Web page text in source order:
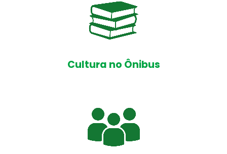
Cultura no Ônibus